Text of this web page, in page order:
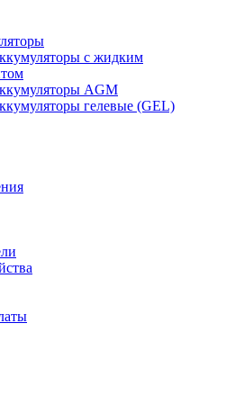
с жидким
AGM
гелевые (GEL)